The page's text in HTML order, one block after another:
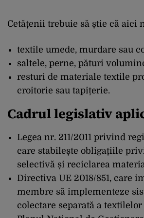
Cetățenii trebuie să știe că aici
textile umede, murdare sau
saltele, perne, pături
resturi de materiale textile
croitorie sau tapițerie.
Cadrul legislativ
Legea nr. 211/2011 privind
care stabilește obligațiile
selectivă și reciclarea
Directiva UE 2018/851, care
membre să implementeze
colectare separată a